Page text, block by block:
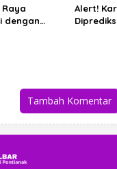
dengan
Alert!
Tambah Komentar